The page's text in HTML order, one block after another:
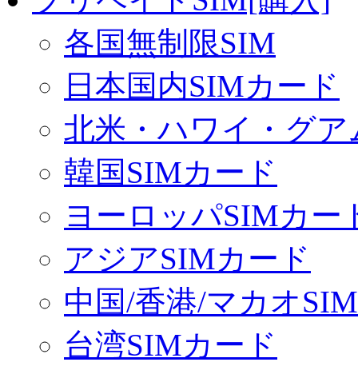
各国無制限SIM
日本国内SIMカード
北米・ハワイ・グ
韓国SIMカード
ヨーロッパSIMカー
アジアSIMカード
中国/香港/マカオ
台湾SIMカード